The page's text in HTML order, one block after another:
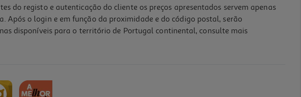
do registo e autenticação do cliente os preços apresentados servem apenas
Após o login e em função da proximidade e do código postal, serão
disponíveis para o território de Portugal continental, consulte mais